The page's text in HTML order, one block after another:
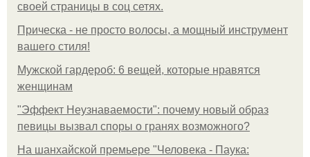
своей страницы в соц сетях.
Прическа - не просто волосы, а мощный инструмент
вашего стиля!
Мужской гардероб: 6 вещей, которые нравятся
женщинам
"Эффект Неузнаваемости": почему новый образ
певицы вызвал споры о гранях возможного?
На шанхайской премьере "Человека - Паука: